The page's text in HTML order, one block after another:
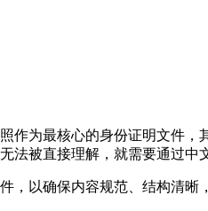
为最核心的身份证明文件
被直接理解，就需要通过中
以确保内容规范、结构清晰